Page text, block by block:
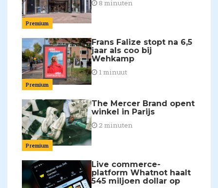
Premium
8 minuten
Premium
Frans Falize stopt na 6,5
jaar als coo bij
Wehkamp
1 minuut
Premium
The Mercer Brand opent
winkel in Parijs
2 minuten
Live commerce-
platform Whatnot haalt
545 miljoen dollar op